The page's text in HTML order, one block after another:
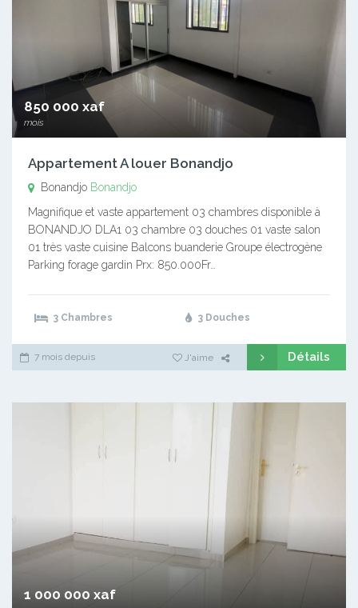
850 000 xaf
mois
Appartement A louer Bonandjo
Bonandjo Bonandjo
Magnifique et vaste appartement 03 chambres disponible à
BONANDJO DLA1 03 chambre 03 douches 01 vaste salon
01 très vaste cuisine Balcons buanderie Groupe électrogène
Parking forage gardin Prx: 850.000Fr…
3 Chambres 3 Douches
7 mois depuis J'aime Détails
1 000 000 xaf